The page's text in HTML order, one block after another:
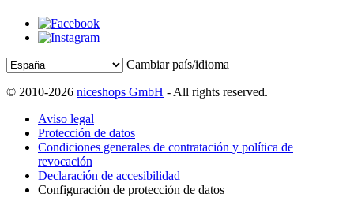
Cambiar país/idioma
© 2010-2026 niceshops GmbH - All rights reserved.
Aviso legal
Protección de datos
Condiciones generales de contratación y política de
revocación
Declaración de accesibilidad
Configuración de protección de datos